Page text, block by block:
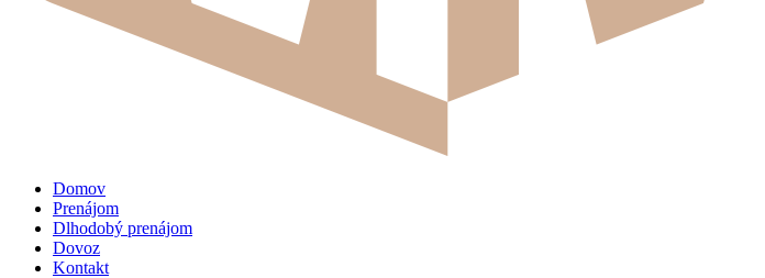
Domov
Prenájom
Dlhodobý prenájom
Dovoz
Kontakt